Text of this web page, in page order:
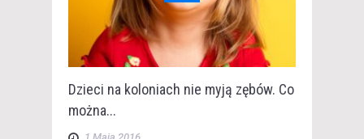
Dzieci na koloniach nie myją zębów. Co
można...